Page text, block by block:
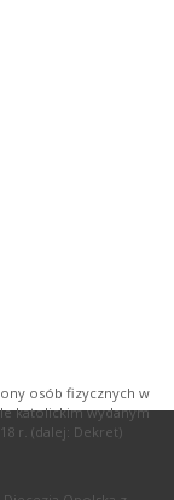
osób fizycznych w
katolickim wydanym
r. (dalej: Dekret)